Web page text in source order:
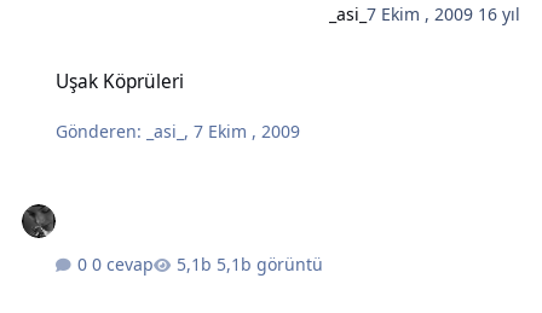
_asi_ 7 Ekim , 2009 16 yıl
Uşak Köprüleri
Gönderen: _asi_ ,7 Ekim , 2009
0 cevap 5,1b görüntü